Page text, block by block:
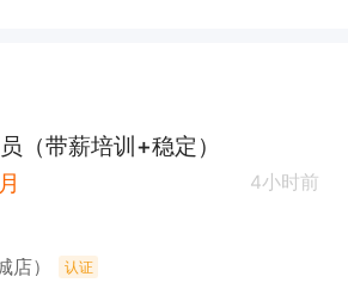
（带薪培训+稳定）
4小时前
） 认证